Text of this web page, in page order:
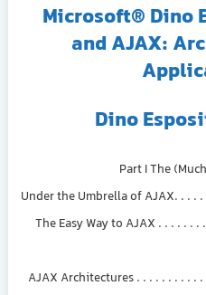
Microsoft® Dino
and AJAX:
Part I The
2 The Easy Way to AJAX . . . . . .
3 AJAX Architectures . . . . . . . . . .